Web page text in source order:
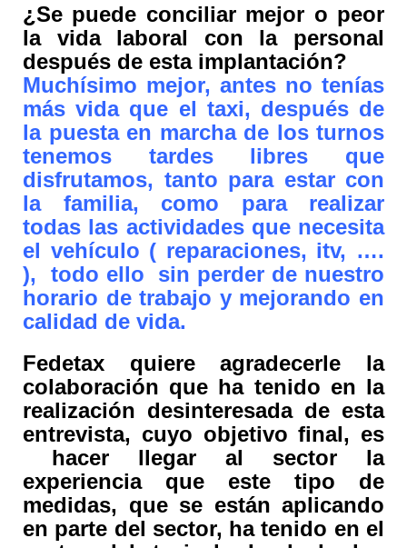
¿Se puede conciliar mejor o peor
la vida laboral con la personal
después de esta implantación?
Muchísimo mejor, antes no tenías
más vida que el taxi, después de
la puesta en marcha de los turnos
tenemos tardes libres que
disfrutamos, tanto para estar con
la familia, como para realizar
todas las actividades que necesita
el vehículo ( reparaciones, itv, ….
), todo ello sin perder de nuestro
horario de trabajo y mejorando en
calidad de vida.
Fedetax quiere agradecerle la
colaboración que ha tenido en la
realización desinteresada de esta
entrevista, cuyo objetivo final, es
hacer llegar al sector la
experiencia que este tipo de
medidas, que se están aplicando
en parte del sector, ha tenido en el